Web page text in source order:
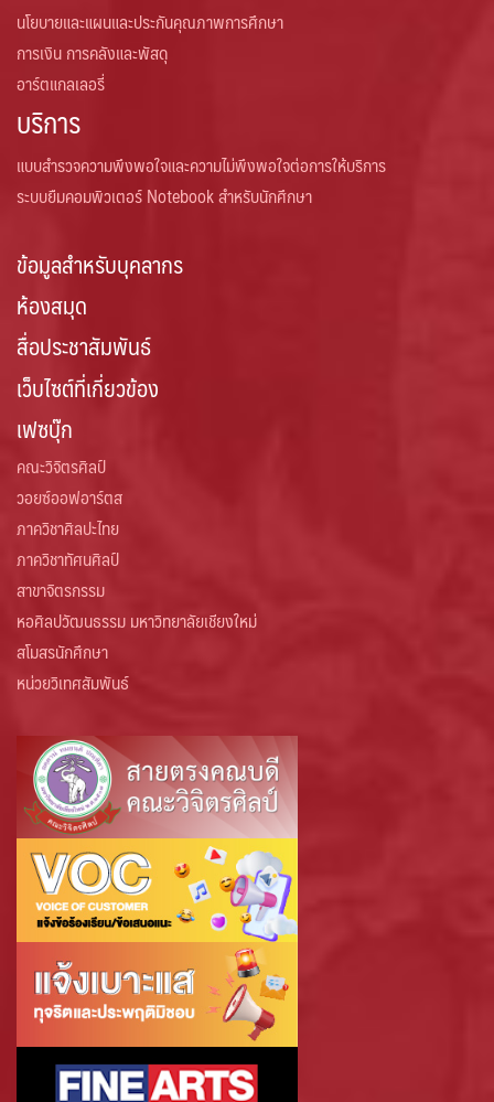
นโยบายและแผนและประกันคุณภาพการศึกษา
การเงิน การคลังและพัสดุ
อาร์ตแกลเลอรี่
บริการ
แบบสำรวจความพึงพอใจและความไม่พึงพอใจต่อการให้บริการ
ระบบยืมคอมพิวเตอร์ Notebook สำหรับนักศึกษา
ข้อมูลสำหรับบุคลากร
ห้องสมุด
สื่อประชาสัมพันธ์
เว็บไซต์ที่เกี่ยวข้อง
เฟซบุ๊ก
คณะวิจิตรศิลป์
วอยซ์ออฟอาร์ตส
ภาควิชาศิลปะไทย
ภาควิชาทัศนศิลป์
สาขาจิตรกรรม
หอศิลปวัฒนธรรม มหาวิทยาลัยเชียงใหม่
สโมสรนักศึกษา
หน่วยวิเทศสัมพันธ์